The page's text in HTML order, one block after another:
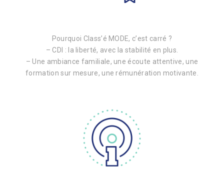
Pourquoi Class’é MODE, c’est carré ?
– CDI : la liberté, avec la stabilité en plus.
– Une ambiance familiale, une écoute attentive, une
formation sur mesure, une rémunération motivante.